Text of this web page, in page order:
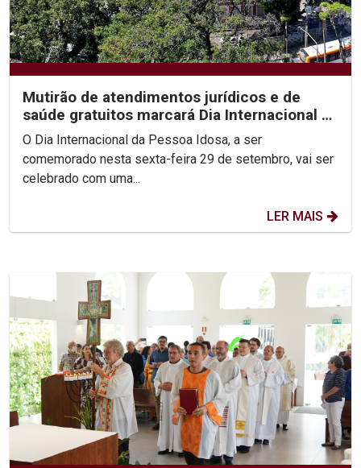
Mutirão de atendimentos jurídicos e de
saúde gratuitos marcará Dia Internacional da
Pessoa Idosa...
O Dia Internacional da Pessoa Idosa, a ser
comemorado nesta sexta-feira 29 de setembro, vai ser
celebrado com uma...
LER MAIS